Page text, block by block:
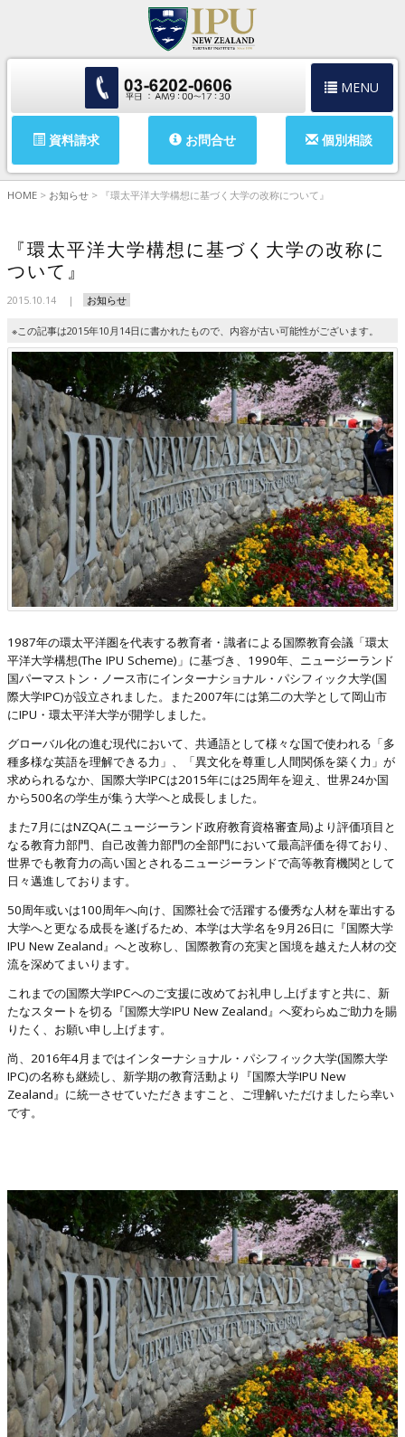
MENU
資料請求 お問合せ 個別相談
HOME > お知らせ > 『環太平洋大学構想に基づく大学の改称について』
『環太平洋大学構想に基づく大学の改称に
ついて』
2015.10.14 お知らせ
※この記事は2015年10月14日に書かれたもので、内容が古い可能性がございます。
1987年の環太平洋圏を代表する教育者・識者による国際教育会議「環太
平洋大学構想(The IPU Scheme)」に基づき、1990年、ニュージーランド
国パーマストン・ノース市にインターナショナル・パシフィック大学(国
際大学IPC)が設立されました。また2007年には第二の大学として岡山市
にIPU・環太平洋大学が開学しました。
グローバル化の進む現代において、共通語として様々な国で使われる「多
種多様な英語を理解できる力」、「異文化を尊重し人間関係を築く力」が
求められるなか、国際大学IPCは2015年には25周年を迎え、世界24か国
から500名の学生が集う大学へと成長しました。
また7月にはNZQA(ニュージーランド政府教育資格審査局)より評価項目と
なる教育力部門、自己改善力部門の全部門において最高評価を得ており、
世界でも教育力の高い国とされるニュージーランドで高等教育機関として
日々邁進しております。
50周年或いは100周年へ向け、国際社会で活躍する優秀な人材を輩出する
大学へと更なる成長を遂げるため、本学は大学名を9月26日に『国際大学
IPU New Zealand』へと改称し、国際教育の充実と国境を越えた人材の交
流を深めてまいります。
これまでの国際大学IPCへのご支援に改めてお礼申し上げますと共に、新
たなスタートを切る『国際大学IPU New Zealand』へ変わらぬご助力を賜
りたく、お願い申し上げます。
尚、2016年4月まではインターナショナル・パシフィック大学(国際大学
IPC)の名称も継続し、新学期の教育活動より『国際大学IPU New
Zealand』に統一させていただきますこと、ご理解いただけましたら幸い
です。